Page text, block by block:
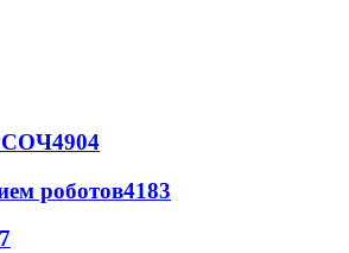
СОЧ4904
роботов4183